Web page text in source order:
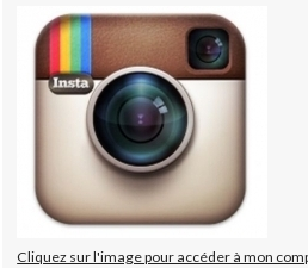
Cliquez sur l'image pour accéder à mon